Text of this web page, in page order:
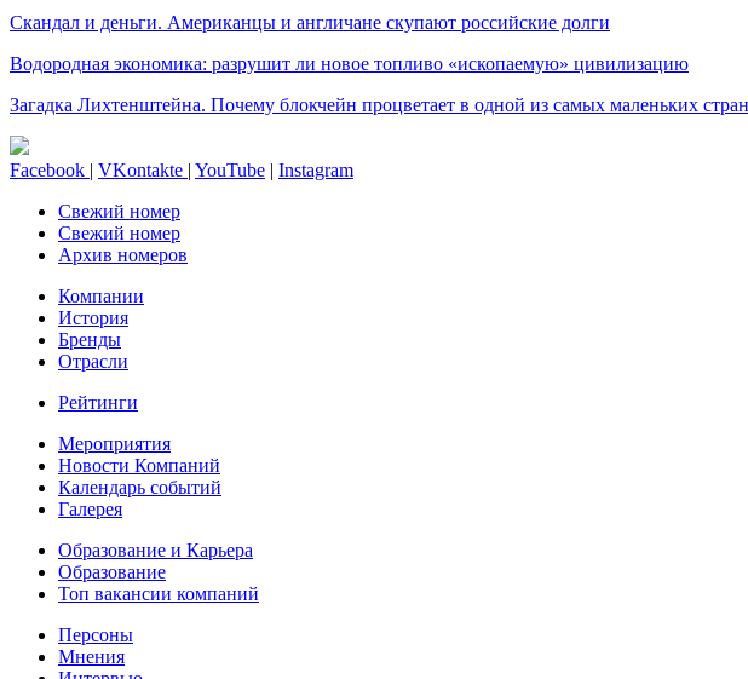
Скандал и деньги. Американцы и англичане скупают российские долги
Водородная экономика: разрушит ли новое топливо «ископаемую» цивилизацию
Загадка Лихтенштейна. Почему блокчейн процветает в одной из самых маленьких
Facebook | VKontakte | YouTube | Instagram
Свежий номер
Свежий номер
Архив номеров
Компании
История
Бренды
Отрасли
Рейтинги
Мероприятия
Новости Компаний
Календарь событий
Галерея
Образование и Карьера
Образование
Топ вакансии компаний
Персоны
Мнения